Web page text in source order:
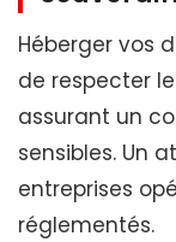
Héberger vos
de respecter
assurant un
sensibles. Un
entreprises
réglementés.